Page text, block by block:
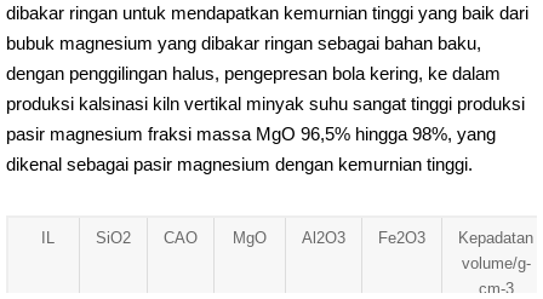
dibakar ringan untuk mendapatkan kemurnian tinggi yang baik dari
bubuk magnesium yang dibakar ringan sebagai bahan baku,
dengan penggilingan halus, pengepresan bola kering, ke dalam
produksi kalsinasi kiln vertikal minyak suhu sangat tinggi produksi
pasir magnesium fraksi massa MgO 96,5% hingga 98%, yang
dikenal sebagai pasir magnesium dengan kemurnian tinggi.
IL SiO2 CAO MgO Al2O3 Fe2O3
Kepadatan
volume/g-
cm-3